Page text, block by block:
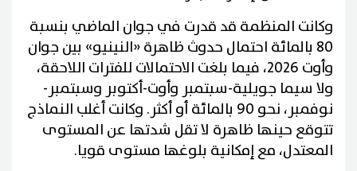
وكانت المنظمة قد قدرت في جوان الماضي بنسبة
80 بالمائة احتمال حدوث ظاهرة «النينيو» بين جوان
وأوت 2026، فيما بلغت الاحتمالات للفترات اللاحقة،
ولا سيما جويلية-سبتمبر وأوت-أكتوبر وسبتمبر-
نوفمبر، نحو 90 بالمائة أو أكثر. وكانت أغلب النماذج
تتوقع حينها ظاهرة لا تقل شدتها عن المستوى
المعتدل، مع إمكانية بلوغها مستوى قويا.